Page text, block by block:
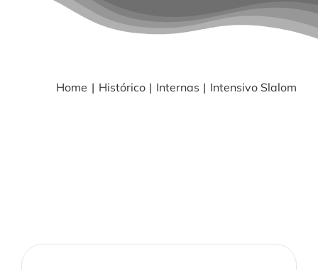
CURSOS
CONTACTO
Home Histórico Internas Intensivo Slalom